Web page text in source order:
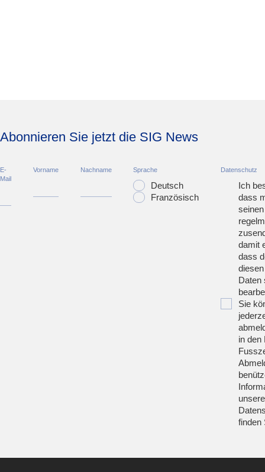
Abonnieren Sie jetzt die SIG News
E-
Mail
Vorname Nachname Sprache
Deutsch
Französisch
Datenschutz
Ich
dass
damit
dass
Daten
Sie
in den
finden